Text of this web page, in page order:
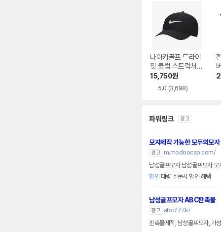
나이키골프 드라이
핏 클럽 스트럭처
스우시 캡 모자 FB5
625-010
15,750원
5.0 (3,698)
파워링크 광고
모자제작 가능한 모두의모자
광고
m.modoocap.com/
남성골프모자 남성골프모자
할인 대량 주문시 할인 혜택
남성골프모자 ABC판촉물
광고
abc777.kr
판촉물제작, 남성골프모자, 가